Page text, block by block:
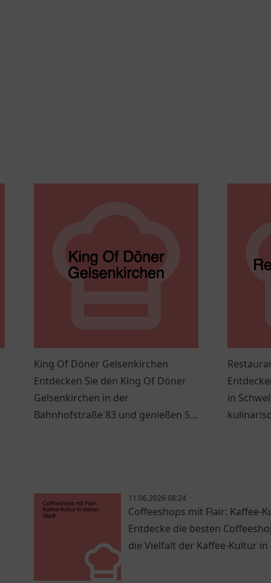
King Of Döner Gelsenkirchen
Entdecken Sie den King Of Döner
Gelsenkirchen in der
Bahnhofstraße 83 und genießen Sie
in
11.06.2026 08:24
Coffeeshops mit Flair: Kaffee-
Entdecke die besten
die Vielfalt der Kaffee-Kultur